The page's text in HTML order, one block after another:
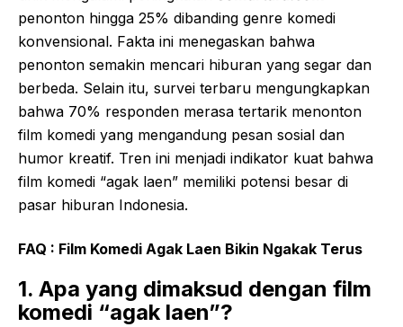
penonton hingga 25% dibanding genre komedi
konvensional. Fakta ini menegaskan bahwa
penonton semakin mencari hiburan yang segar dan
berbeda. Selain itu, survei terbaru mengungkapkan
bahwa 70% responden merasa tertarik menonton
film komedi yang mengandung pesan sosial dan
humor kreatif. Tren ini menjadi indikator kuat bahwa
film komedi “agak laen” memiliki potensi besar di
pasar hiburan Indonesia.
FAQ : Film Komedi Agak Laen Bikin Ngakak Terus
1. Apa yang dimaksud dengan film
komedi “agak laen”?